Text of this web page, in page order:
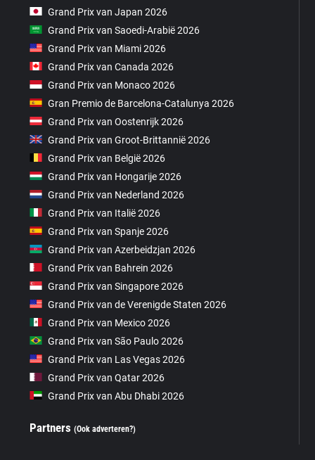
Grand Prix van Japan 2026
Grand Prix van Saoedi-Arabië 2026
Grand Prix van Miami 2026
Grand Prix van Canada 2026
Grand Prix van Monaco 2026
Gran Premio de Barcelona-Catalunya 2026
Grand Prix van Oostenrijk 2026
Grand Prix van Groot-Brittannië 2026
Grand Prix van België 2026
Grand Prix van Hongarije 2026
Grand Prix van Nederland 2026
Grand Prix van Italië 2026
Grand Prix van Spanje 2026
Grand Prix van Azerbeidzjan 2026
Grand Prix van Bahrein 2026
Grand Prix van Singapore 2026
Grand Prix van de Verenigde Staten 2026
Grand Prix van Mexico 2026
Grand Prix van São Paulo 2026
Grand Prix van Las Vegas 2026
Grand Prix van Qatar 2026
Grand Prix van Abu Dhabi 2026
Partners(Ook adverteren?)